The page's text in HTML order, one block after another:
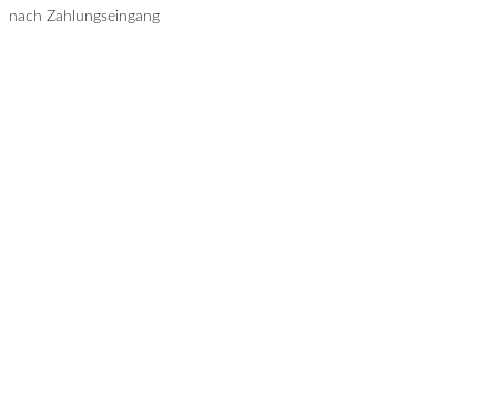
nach Zahlungseingang